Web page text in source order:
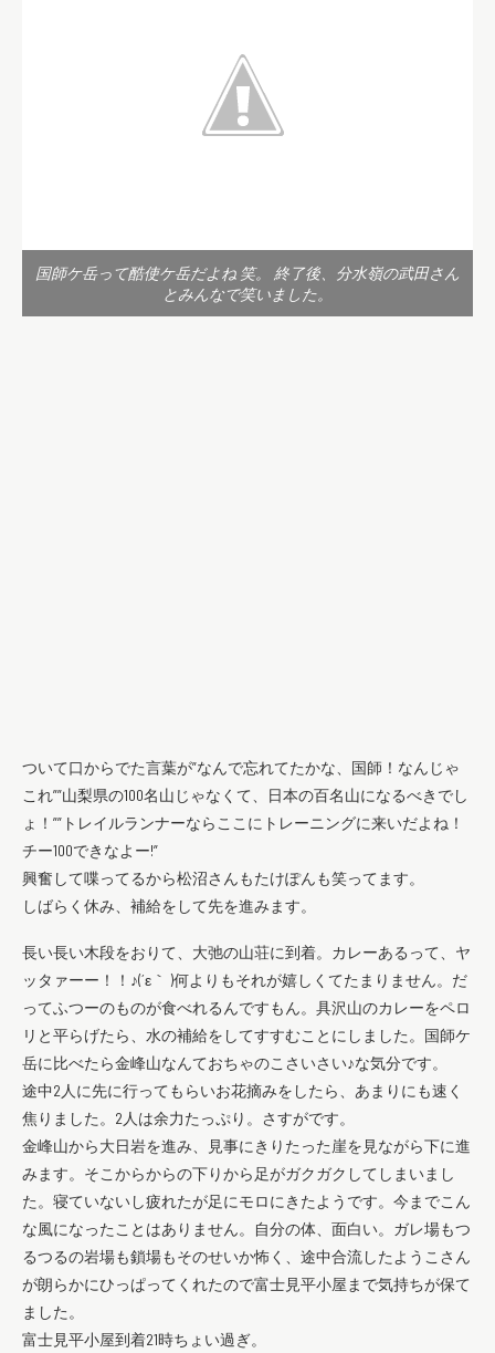
国師ケ岳って酷使ケ岳だよね 笑。 終了後、分水嶺の武田さん
とみんなで笑いました。
ついて口からでた言葉が”なんで忘れてたかな、国師！なんじゃ
これ””山梨県の100名山じゃなくて、日本の百名山になるべきでし
ょ！””トレイルランナーならここにトレーニングに来いだよね！
チー100できなよー!”
興奮して喋ってるから松沼さんもたけぽんも笑ってます。
しばらく休み、補給をして先を進みます。
長い長い木段をおりて、大弛の山荘に到着。カレーあるって、ヤ
ッタァーー！！♪(´ε｀ )何よりもそれが嬉しくてたまりません。だ
ってふつーのものが食べれるんですもん。具沢山のカレーをペロ
リと平らげたら、水の補給をしてすすむことにしました。国師ケ
岳に比べたら金峰山なんておちゃのこさいさい♪な気分です。
途中2人に先に行ってもらいお花摘みをしたら、あまりにも速く
焦りました。2人は余力たっぷり。さすがです。
金峰山から大日岩を進み、見事にきりたった崖を見ながら下に進
みます。そこからからの下りから足がガクガクしてしまいまし
た。寝ていないし疲れたが足にモロにきたようです。今までこん
な風になったことはありません。自分の体、面白い。ガレ場もつ
るつるの岩場も鎖場もそのせいか怖く、途中合流したようこさん
が朗らかにひっぱってくれたので富士見平小屋まで気持ちが保て
ました。
富士見平小屋到着21時ちょい過ぎ。